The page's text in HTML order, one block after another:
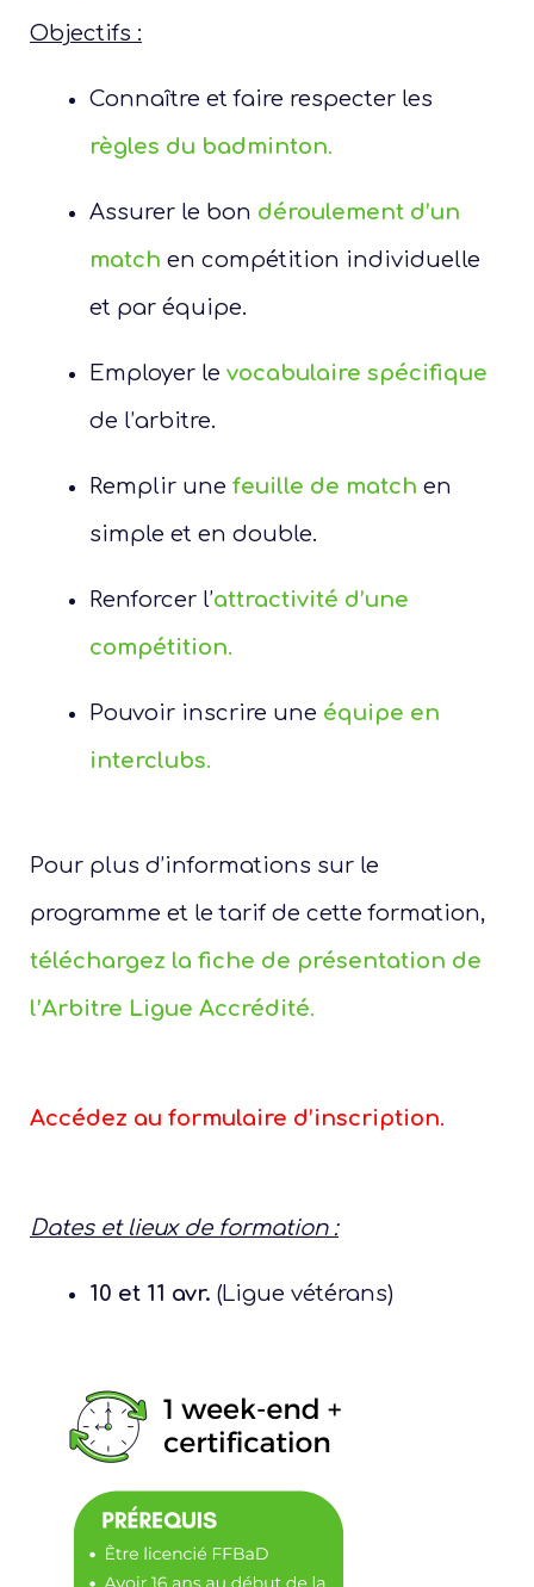
Objectifs :
Connaître et faire respecter les
règles du badminton.
Assurer le bon déroulement d’un
match en compétition individuelle
et par équipe.
Employer le vocabulaire spécifique
de l’arbitre.
Remplir une feuille de match en
simple et en double.
Renforcer l’attractivité d’une
compétition.
Pouvoir inscrire une équipe en
interclubs.
Pour plus d’informations sur le
programme et le tarif de cette formation,
téléchargez la fiche de présentation de
l’Arbitre Ligue Accrédité.
Accédez au formulaire d’inscription.
Dates et lieux de formation :
10 et 11 avr. (Ligue vétérans)